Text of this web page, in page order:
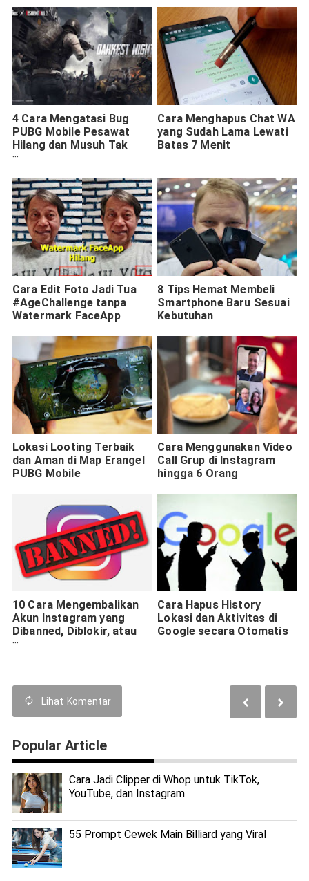
4 Cara Mengatasi Bug
PUBG Mobile Pesawat
Hilang dan Musuh Tak
Terlihat
Cara Menghapus Chat WA
yang Sudah Lama Lewati
Batas 7 Menit
Cara Edit Foto Jadi Tua
#AgeChallenge tanpa
Watermark FaceApp
8 Tips Hemat Membeli
Smartphone Baru Sesuai
Kebutuhan
Lokasi Looting Terbaik
dan Aman di Map Erangel
PUBG Mobile
Cara Menggunakan Video
Call Grup di Instagram
hingga 6 Orang
10 Cara Mengembalikan
Akun Instagram yang
Dibanned, Diblokir, atau
Dinonaktifkan
Cara Hapus History
Lokasi dan Aktivitas di
Google secara Otomatis
Lihat Komentar
Popular Article
Cara Jadi Clipper di Whop untuk TikTok,
YouTube, dan Instagram
55 Prompt Cewek Main Billiard yang Viral